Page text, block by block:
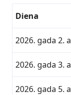
Diena
2026. gada 2.
2026. gada 3.
2026. gada 5.